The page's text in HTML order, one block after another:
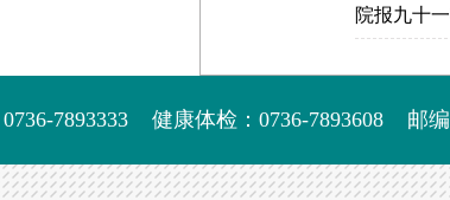
院报九十
7893333 健康体检：0736-7893608 邮